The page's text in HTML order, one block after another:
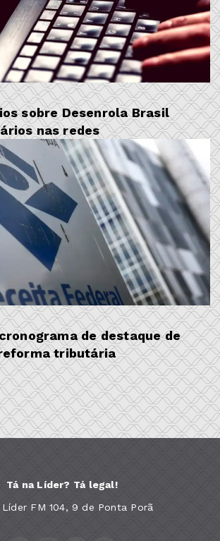
sobre Desenrola Brasil
nas redes
de destaque de
tributária
Tá na Líder? Tá legal!
Líder FM 104, 9 de Ponta Porã